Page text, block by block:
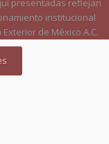
presentadas reflejan
institucional
de México A.C.